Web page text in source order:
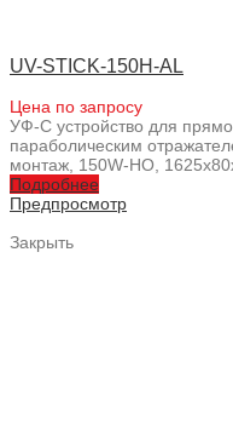
UV-STICK-150H-AL
Цена по запросу
УФ-С устройство для
параболическим
монтаж, 150W-HO,
Подробнее
Предпросмотр
Закрыть